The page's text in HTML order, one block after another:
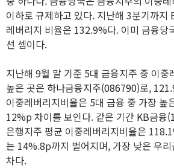
이하로 규제하고 있다. 지난해 3분기까지
레버리지 비율은 132.9%다. 이미 금융당
선 셈이다.
지난해 9월 말 기준 5대 금융지주 중 이중
높은 곳은 하나금융지주(086790)로,
이중레버리지비율은 5대 금융 중 가장 높
12%p 차이를 보인다. 같은 기간 KB금융
은행지주 평균 이중레버리지비율은
는 14%.8p까지 벌어지며, 가장 낮은 우
차다.